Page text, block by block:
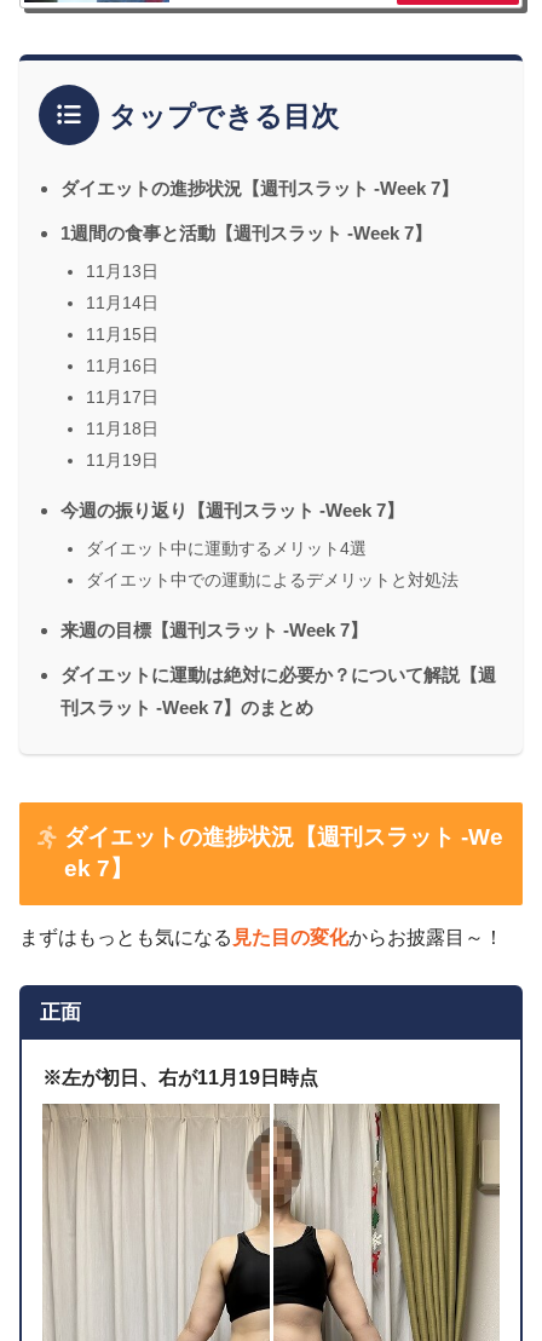
タップできる目次
ダイエットの進捗状況【週刊スラット -Week 7】
1週間の食事と活動【週刊スラット -Week 7】
11月13日
11月14日
11月15日
11月16日
11月17日
11月18日
11月19日
今週の振り返り【週刊スラット -Week 7】
ダイエット中に運動するメリット4選
ダイエット中での運動によるデメリットと対処法
来週の目標【週刊スラット -Week 7】
ダイエットに運動は絶対に必要か？について解説【週
刊スラット -Week 7】のまとめ
ダイエットの進捗状況【週刊スラット -We
ek 7】
まずはもっとも気になる 見た目の変化からお披露目～！
正面
※左が初日、右が11月19日時点